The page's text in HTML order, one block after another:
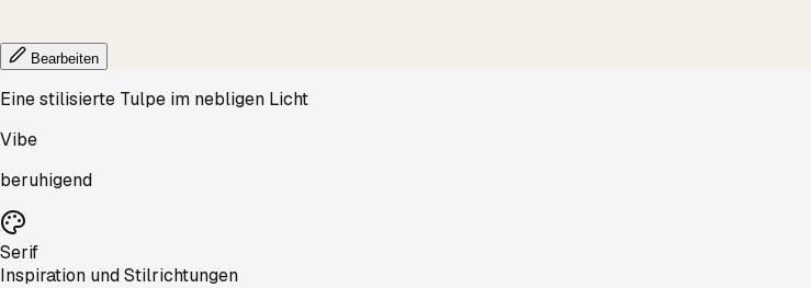
Bearbeiten
Eine stilisierte Tulpe im nebligen Licht
Vibe
beruhigend
Serif
Inspiration und Stilrichtungen